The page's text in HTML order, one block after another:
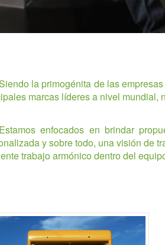
la primogénita de las
marcas líderes a nivel mundial,
Estamos enfocados en brindar
y sobre todo, una visión de
trabajo armónico dentro del